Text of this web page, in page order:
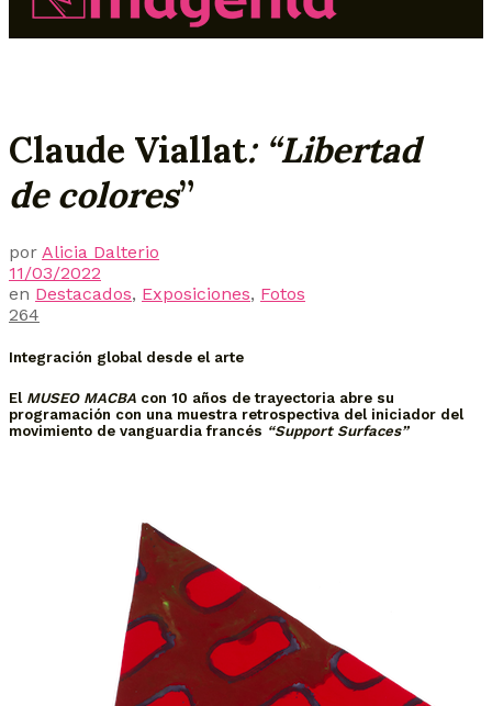
Claude Viallat: “Libertad
de colores”
por Alicia Dalterio
11/03/2022
en Destacados, Exposiciones, Fotos
264
Integración global desde el arte
El MUSEO MACBA con 10 años de trayectoria abre su
programación con una muestra retrospectiva del iniciador del
movimiento de vanguardia francés “Support Surfaces”